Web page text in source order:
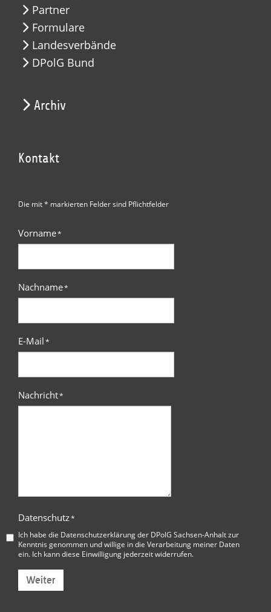
Partner
Formulare
Landesverbände
DPolG Bund
Archiv
Kontakt
Die mit * markierten Felder sind Pflichtfelder
Vorname*
Nachname*
E-Mail*
Nachricht*
Datenschutz*
Ich habe die Datenschutzerklärung der DPolG Sachsen-Anhaltzur
Kenntnis genommen und willige in die Verarbeitung meiner Daten
ein. Ich kann diese Einwilligung jederzeit widerrufen.
Weiter